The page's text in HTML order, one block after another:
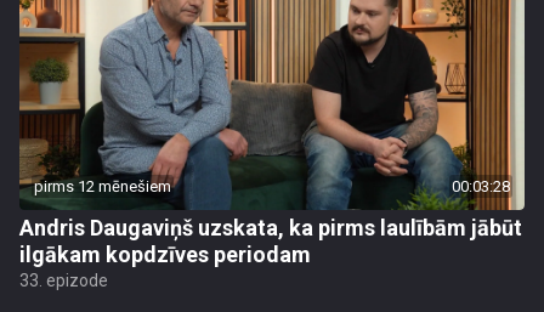
pirms 12 mēnešiem 00:03:28
Andris Daugaviņš uzskata, ka pirms laulībām jābūt
ilgākam kopdzīves periodam
33. epizode